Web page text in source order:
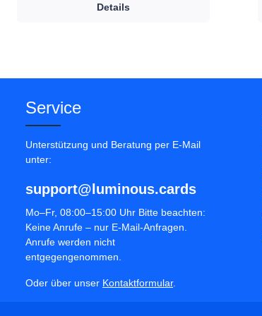
Details
Service
Unterstützung und Beratung per E-Mail
unter:
support@luminous.cards
Mo–Fr, 08:00–15:00 Uhr Bitte beachten:
Keine Anrufe – nur E-Mail-Anfragen.
Anrufe werden nicht
entgegengenommen.
Oder über unser Kontaktformular.